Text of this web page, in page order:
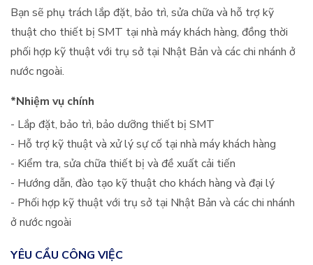
Bạn sẽ phụ trách lắp đặt, bảo trì, sửa chữa và hỗ trợ kỹ
thuật cho thiết bị SMT tại nhà máy khách hàng, đồng thời
phối hợp kỹ thuật với trụ sở tại Nhật Bản và các chi nhánh ở
nước ngoài.
*Nhiệm vụ chính
- Lắp đặt, bảo trì, bảo dưỡng thiết bị SMT
- Hỗ trợ kỹ thuật và xử lý sự cố tại nhà máy khách hàng
- Kiểm tra, sửa chữa thiết bị và đề xuất cải tiến
- Hướng dẫn, đào tạo kỹ thuật cho khách hàng và đại lý
- Phối hợp kỹ thuật với trụ sở tại Nhật Bản và các chi nhánh
ở nước ngoài
YÊU CẦU CÔNG VIỆC